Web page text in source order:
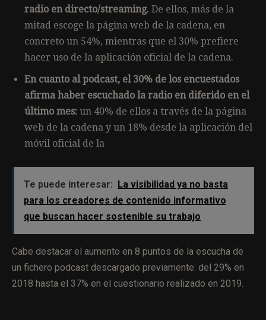
radio en directo/streaming. De ellos, más de la
mitad escoge la página web de la cadena, en
concreto un 54%, mientras que el 30% prefiere
hacer uso de la aplicación oficial de la cadena.
En cuanto al podcast, el 30% de los encuestados
afirma haber escuchado la radio en diferido en el
último mes: un 40% de ellos a través de la página
web de la cadena y un 18% desde la aplicación del
móvil oficial de la
Te puede interesar: La visibilidad ya no basta
para los creadores de contenido informativo
que buscan hacer sostenible su trabajo
Cabe destacar el aumento en 8 puntos de la escucha de
un fichero podcast descargado previamente: del 29% en
2018 hasta el 37% en el cuestionario realizado en 2019.